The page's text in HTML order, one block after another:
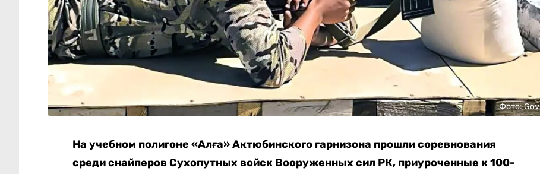
Фото: Gov
На учебном полигоне «Алға» Актюбинского гарнизона прошли соревнования
среди снайперов Сухопутных войск Вооруженных сил РК, приуроченные к 100-